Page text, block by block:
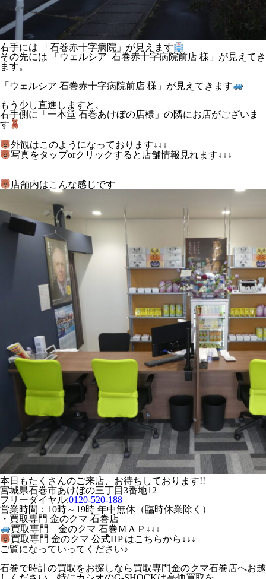
右手には 「石巻赤十字病院」が見えます
その先には 「ウェルシア 石巻赤十字病院前店 様」が見えてき
ます。
「ウェルシア 石巻赤十字病院前店 様」が見えてきます
もう少し直進しますと、
右手側に「一本堂 石巻あけぼの店様」の隣にお店がございま
す
外観はこのようになっております↓↓↓
写真をタップorクリックすると店舗情報見れます↓↓↓
店舗内はこんな感じです
本日もたくさんのご来店、お待ちしております!!
宮城県石巻市あけぼの三丁目3番地12
フリーダイヤル:0120-520-188
営業時間：10時～19時 年中無休（臨時休業除く）
・買取専門 金のクマ 石巻店
買取専門 金のクマ 石巻ＭＡＰ↓↓↓
買取専門 金のクマ 公式HP はこちらから↓↓↓
ご覧になっていってください♪
石巻で時計の買取をお探しなら買取専門金のクマ石巻店へお越